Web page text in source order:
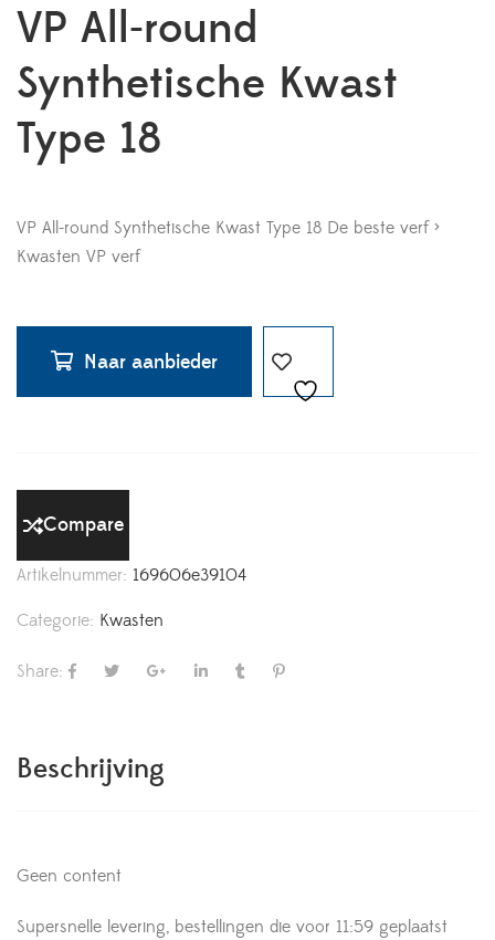
VP All-round
Synthetische Kwast
Type 18
VP All-round Synthetische Kwast Type 18 De beste verf >
Kwasten VP verf
Naar aanbieder
Compare
Artikelnummer: 169606e39104
Categorie: Kwasten
Share:
Beschrijving
Geen content
Supersnelle levering, bestellingen die voor 11:59 geplaatst